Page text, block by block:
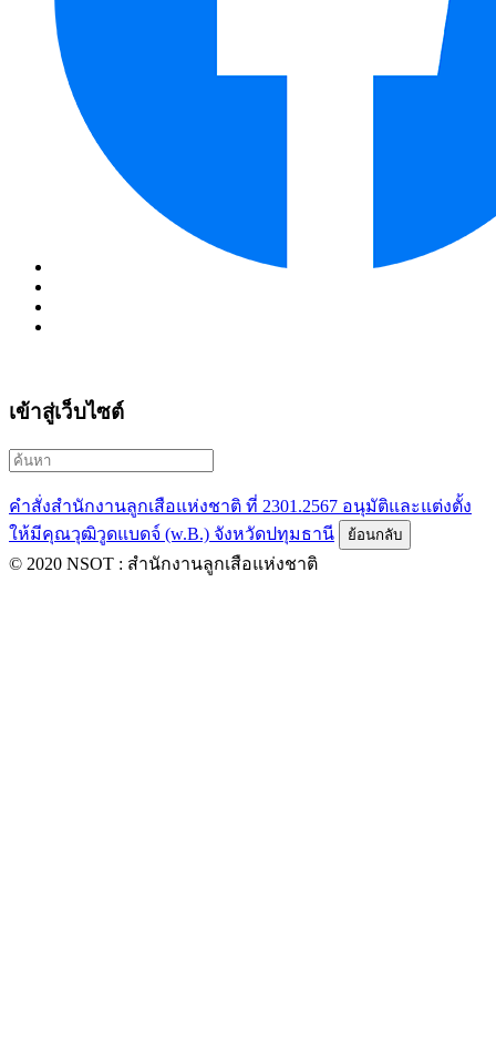
เข้าสู่เว็บไซต์
คำสั่งสำนักงานลูกเสือแห่งชาติ ที่ 2301.2567 อนุมัติและแต่งตั้ง
ให้มีคุณวุฒิวูดแบดจ์ (w.B.) จังหวัดปทุมธานี
© 2020 NSOT : สำนักงานลูกเสือแห่งชาติ